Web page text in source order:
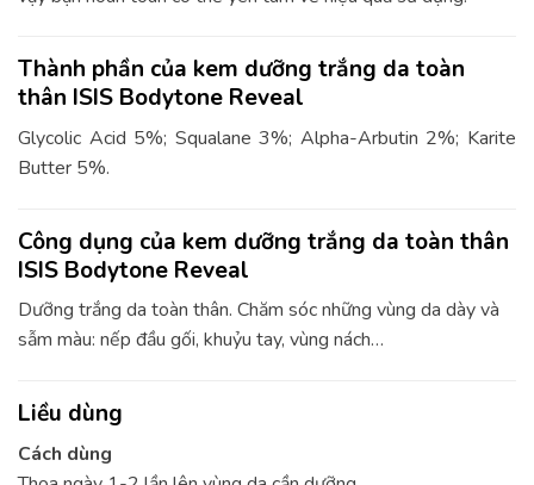
Thành phần của kem dưỡng trắng da toàn
thân ISIS Bodytone Reveal
Glycolic Acid 5%; Squalane 3%; Alpha-Arbutin 2%; Karite
Butter 5%.
Công dụng của kem dưỡng trắng da toàn thân
ISIS Bodytone Reveal
Dưỡng trắng da toàn thân. Chăm sóc những vùng da dày và
sẫm màu: nếp đầu gối, khuỷu tay, vùng nách…
Liều dùng
Cách dùng